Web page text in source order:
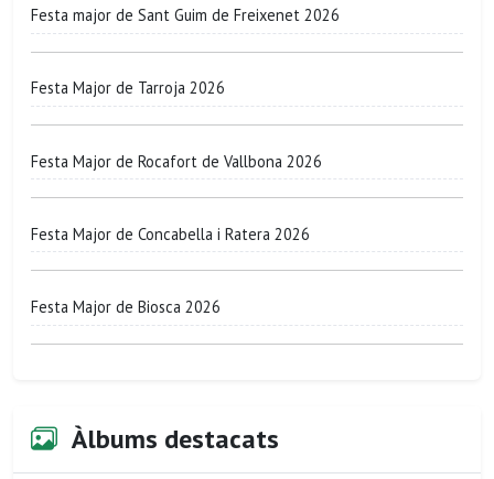
Festa major de Sant Guim de Freixenet 2026
Festa Major de Tarroja 2026
Festa Major de Rocafort de Vallbona 2026
Festa Major de Concabella i Ratera 2026
Festa Major de Biosca 2026
Àlbums destacats